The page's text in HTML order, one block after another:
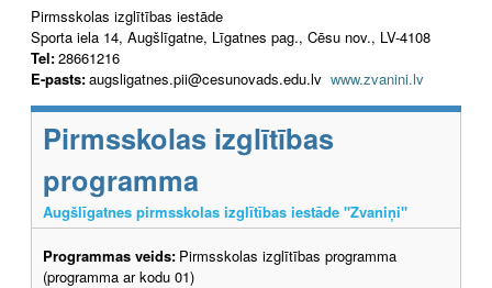
Pirmsskolas izglītības iestāde
Sporta iela 14, Augšlīgatne, Līgatnes pag., Cēsu nov., LV-4108
Tel:28661216
E-pasts:augsligatnes.pii@cesunovads.edu.lv www.zvanini.lv
Pirmsskolas izglītības
programma
Augšlīgatnes pirmsskolas izglītības iestāde "Zvaniņi"
Programmas veids: Pirmsskolas izglītības programma
(programma ar kodu 01)